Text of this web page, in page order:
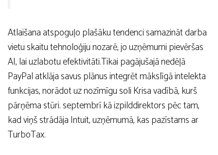
Atlaišana atspoguļo plašāku tendenci samazināt darba
vietu skaitu tehnoloģiju nozarē, jo uzņēmumi pievēršas
AI, lai uzlabotu efektivitāti.Tikai pagājušajā nedēļā
PayPal atklāja savus plānus integrēt mākslīgā intelekta
funkcijas, norādot uz nozīmīgu soli Krisa vadībā, kurš
pārņēma stūri. septembrī kā izpilddirektors pēc tam,
kad viņš strādāja Intuit, uzņēmumā, kas pazīstams ar
TurboTax.